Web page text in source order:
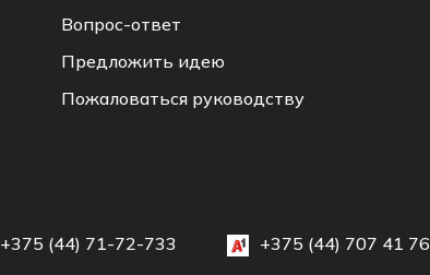
Вопрос-ответ
Предложить идею
Пожаловаться руководству
+375 (44) 71-72-733 +375 (44) 707 41 76